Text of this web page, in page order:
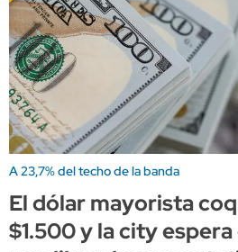
A 23,7% del techo de la banda
El dólar mayorista
$1.500 y la city espera